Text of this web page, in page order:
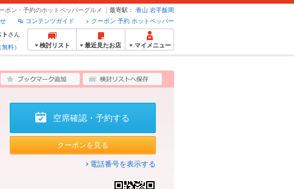
ポン・予約のホットペッパーグルメ 最寄駅： 青山 岩手飯岡
クーポン 予約 ホットペッパー
コンテンツガイド
ト さん
料）
検討リスト 最近見たお店 マイメニュー
空席確認・予約する
クーポンを見る
電話番号を表示する